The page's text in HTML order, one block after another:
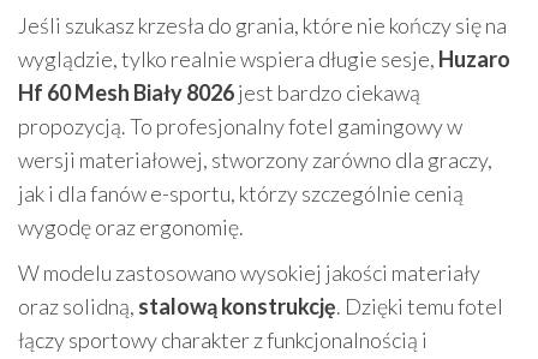
Jeśli szukasz krzesła do grania, które nie kończy się na
wyglądzie, tylko realnie wspiera długie sesje, Huzaro
Hf 60 Mesh Biały 8026jest bardzo ciekawą
propozycją. To profesjonalny fotel gamingowy w
wersji materiałowej, stworzony zarówno dla graczy,
jak i dla fanów e-sportu, którzy szczególnie cenią
wygodę oraz ergonomię.
W modelu zastosowano wysokiej jakości materiały
oraz solidną, stalową konstrukcję. Dzięki temu fotel
łączy sportowy charakter z funkcjonalnością i